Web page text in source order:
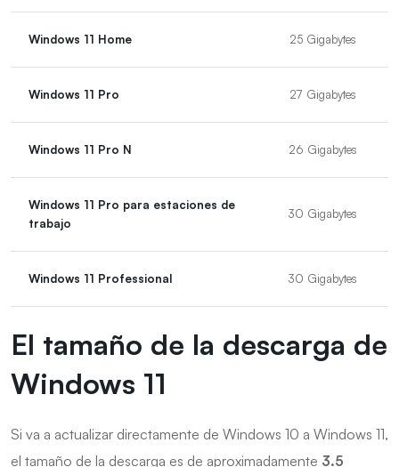
Windows 11 Home 25 Gigabytes
Windows 11 Pro 27 Gigabytes
Windows 11 Pro N 26 Gigabytes
Windows 11 Pro para estaciones de
trabajo
30 Gigabytes
Windows 11 Professional 30 Gigabytes
El tamaño de la descarga de
Windows 11
Si va a actualizar directamente de Windows 10 a Windows 11,
el tamaño de la descarga es de aproximadamente 3.5